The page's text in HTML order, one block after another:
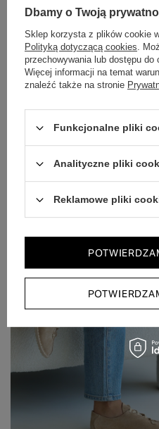
Dbamy o
Zobacz
Dbamy o Twoją
Sklep korzysta z plików cookie
Polityką dotyczącą cookies.
przechowywania lub dostępu do
Więcej informacji na temat
znaleźć także na stronie
Funkcjonalne pliki
Analityczne pliki
Reklamowe pliki